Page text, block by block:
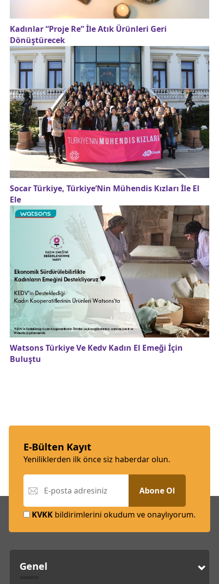
Kadınlar “Proje Re” İle Atık Ürünleri Geri
Dönüştürecek
Socar Türkiye, Türkiye’Nin Mühendis Kızları İle El
Ele
Watsons Türkiye Ve Kedv Kadın El Emeği İçin
Buluştu
E-Bülten Kayıt
Yeniliklerden ilk önce siz haberdar olun.
Abone Ol
KVKK bildirimlerini okudum ve onaylıyorum.
Genel